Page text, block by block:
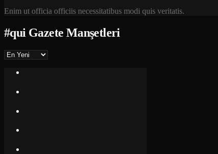
Enim ut officia officiis necessitatibus modi quis veritatis.
#qui Gazete Manşetleri